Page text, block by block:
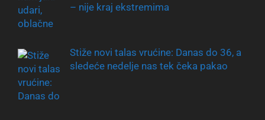
– nije kraj ekstremima
Stiže novi talas vrućine: Danas do 36, a
sledeće nedelje nas tek čeka pakao